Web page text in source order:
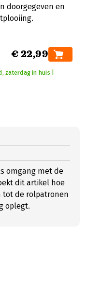
doorgegeven en
€ 22,99
zaterdag in huis |
omgang met de
dit artikel hoe
tot de rolpatronen
oplegt.